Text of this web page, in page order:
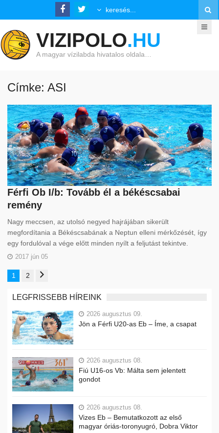
VIZIPOLO.HU
A magyar vízilabda hivatalos oldala…
Címke: ASI
Férfi Ob I/b: Tovább él a békéscsabai
remény
Nagy meccsen, az utolsó negyed hajrájában sikerült
megfordítania a Békéscsabának a Neptun elleni mérkőzését, így
egy fordulóval a vége előtt minden nyílt a feljutást tekintve.
2017 jún 05
1 2
LEGFRISSEBB HÍREINK
2026 augusztus 09.
Jön a Férfi U20-as Eb – Íme, a csapat
2026 augusztus 08.
Fiú U16-os Vb: Málta sem jelentett
gondot
2026 augusztus 08.
Vizes Eb – Bemutatkozott az első
magyar óriás-toronyugró, Dobra Viktor